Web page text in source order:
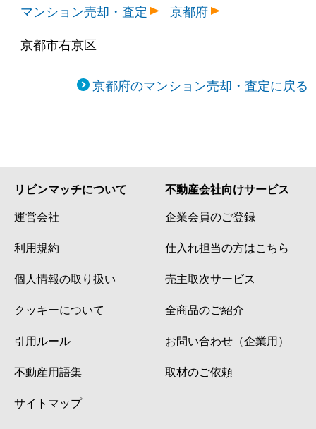
マンション売却・査定
京都府
京都市右京区
京都府のマンション売却・査定に戻る
リビンマッチについて
運営会社
利用規約
個人情報の取り扱い
クッキーについて
引用ルール
不動産用語集
サイトマップ
不動産会社向けサービス
企業会員のご登録
仕入れ担当の方はこちら
売主取次サービス
全商品のご紹介
お問い合わせ（企業用）
取材のご依頼